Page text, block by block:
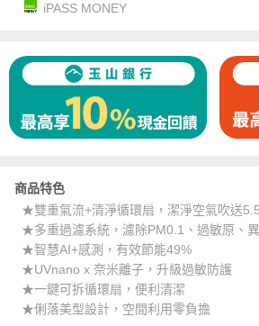
iPASS MONEY
商品特色
★雙重氣流+清淨循環扇，潔淨空氣吹送
★多重過濾系統，濾除PM0.1、過敏原、
★智慧AI+感測，有效節能49%
★UVnano x 奈米離子，升級過敏防護
★一鍵可拆循環扇，便利清潔
★俐落美型設計，空間利用零負擔